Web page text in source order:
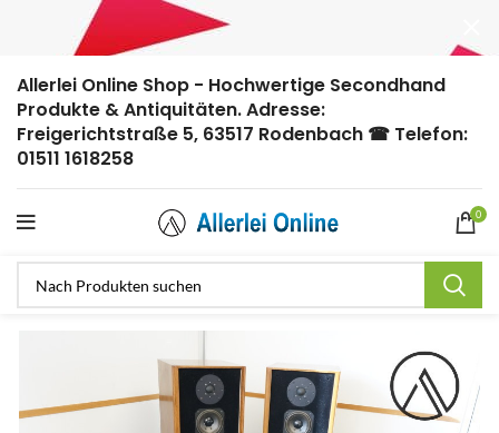
Allerlei Online Shop - Hochwertige Secondhand
Produkte & Antiquitäten. Adresse:
Freigerichtstraße 5, 63517 Rodenbach ☎ Telefon:
01511 1618258
0